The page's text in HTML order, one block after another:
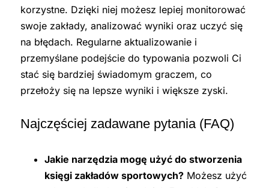
korzystne. Dzięki niej możesz lepiej monitorować
swoje zakłady, analizować wyniki oraz uczyć się
na błędach. Regularne aktualizowanie i
przemyślane podejście do typowania pozwoli Ci
stać się bardziej świadomym graczem, co
przełoży się na lepsze wyniki i większe zyski.
Najczęściej zadawane pytania (FAQ)
Jakie narzędzia mogę użyć do stworzenia
księgi zakładów sportowych?Możesz użyć